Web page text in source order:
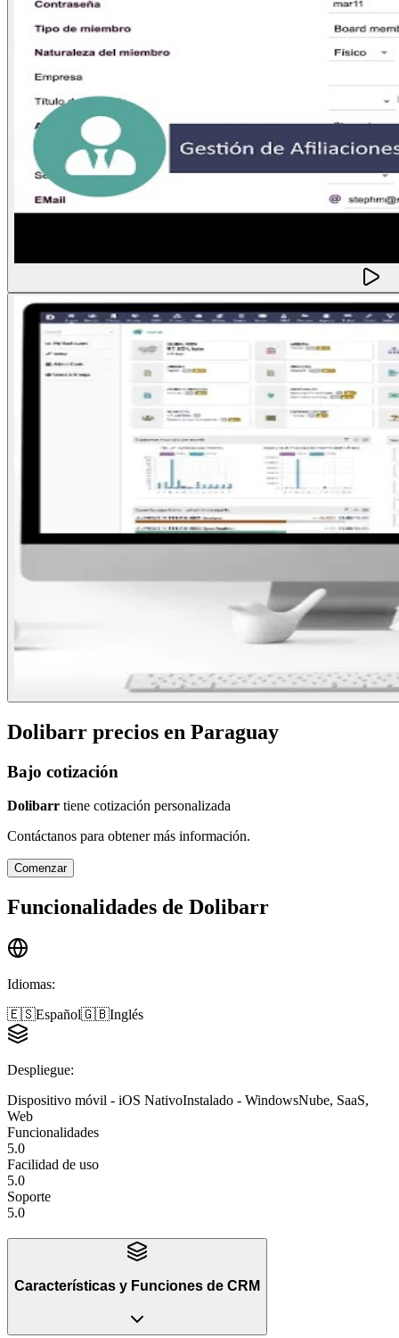
Dolibarr precios en Paraguay
Bajo cotización
Dolibarr tiene cotización personalizada
Contáctanos para obtener más información.
Comenzar
Funcionalidades de Dolibarr
Idiomas:
🇪🇸Español🇬🇧Inglés
Despliegue:
Dispositivo móvil - iOS NativoInstalado - WindowsNube, SaaS,
Web
Funcionalidades
5.0
Facilidad de uso
5.0
Soporte
5.0
Características y Funciones de CRM